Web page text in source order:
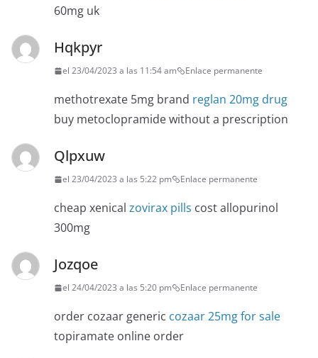
60mg uk
Hqkpyr
el 23/04/2023 a las 11:54 am Enlace permanente
methotrexate 5mg brand reglan 20mg drug
buy metoclopramide without a prescription
Qlpxuw
el 23/04/2023 a las 5:22 pm Enlace permanente
cheap xenical zovirax pills cost allopurinol
300mg
Jozqoe
el 24/04/2023 a las 5:20 pm Enlace permanente
order cozaar generic cozaar 25mg for sale
topiramate online order